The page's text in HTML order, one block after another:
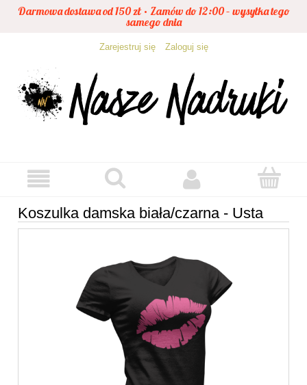
Darmowa dostawa od 150 zł • Zamów do 12:00 – wysyłka tego
samego dnia
Zarejestruj się Zaloguj się
Koszulka damska biała/czarna - Usta